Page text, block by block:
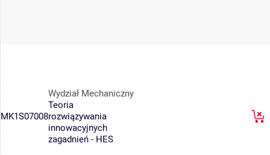
MK1S07008
Wydział Mechaniczny
Teoria
rozwiązywania
innowacyjnych
zagadnień - HES